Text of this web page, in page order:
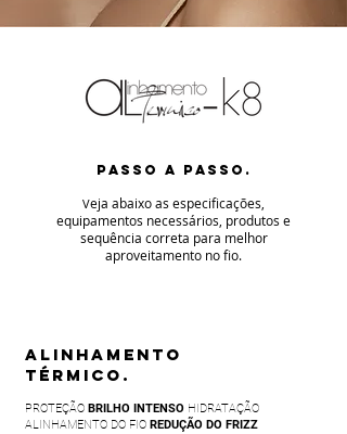
PASSO A PASSO.
Veja abaixo as especificações,
equipamentos necessários, produtos e
sequência correta para melhor
aproveitamento no fio.
ALINHAMENTO
TÉRMICO.
PROTEÇÃO BRILHO INTENSO HIDRATAÇÃO
ALINHAMENTO DO FIO REDUÇÃO DO FRIZZ